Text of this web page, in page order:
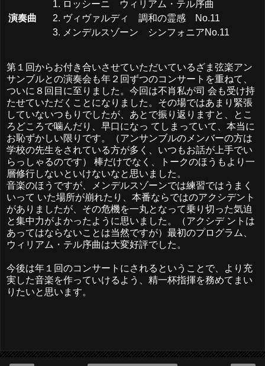
演奏曲
ロッシーニ ウィリアム・テル序曲
ヴィヴァルディ 調和の霊感 No.11
メンデルスゾーン シンフォニアNo.11
第１回からお付き合いさせていただいているざま弦楽アン
サンブルとの演奏会も年２回ずつのコンサートを重ねて、
ついに８回目に至りました。今回は不肖私が司 会も受け持
たせていただくことになりました。その場ではあまり緊張
していないつもりでしたが、あとで振り返りますと、とこ
ろどころで噛んだり、早口になっ てしまっていて、本当に
お恥ずかしい限りです。（アンサンブルのメンバーの方は
学校の先生をされている方が多く、いつもお話が上手でい
らっしゃるのです） 棒だけでなく、トークのほうもより一
層修行しないといけないなと思いました。
音楽のほうですが、メンデルスゾーンでは練習ではうまく
いって いた場所が崩れたり、本番ならではのアクシデント
がありましたが、その危機を一丸となって乗り切った気迫
と集中力がよかったように思いました。（アクシデ ントは
あってはならないことは当然ですが）最初のプログラム、
ウィリアム・テル序曲は大変好評でした。
今後は年１回のコンサートにされるということで、より充
実した音楽を作っていけるよう、精一杯指揮を務めてまい
りたいと思います。